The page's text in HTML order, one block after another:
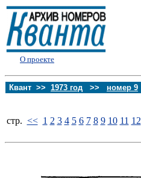
О проекте
Квант >> 1973 год >> номер 9
стp. << 1 2 3 4 5 6 7 8 9 10 11 12